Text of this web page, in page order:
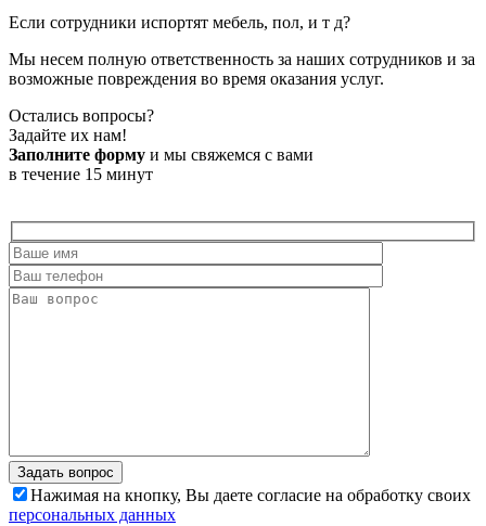
Если сотрудники испортят мебель, пол, и т д?
Мы несем полную ответственность за наших сотрудников и за
возможные повреждения во время оказания услуг.
Остались вопросы?
Задайте их нам!
Заполните форму и мы свяжемся с вами
в течение 15 минут
Задать вопрос
Нажимая на кнопку, Вы даете согласие на обработку своих
персональных данных